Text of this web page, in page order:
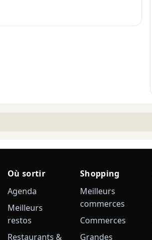
Où sortir
Agenda
Meilleurs
restos
Restaurants &
Shopping
Meilleurs
commerces
Commerces
Grandes